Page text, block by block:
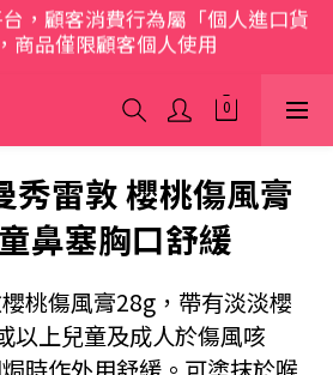
迎光臨 S.A.W
商品僅限顧客個人使用
秀雷敦 櫻桃傷風膏
鼻塞胸口舒緩
桃傷風膏28g，帶有淡淡櫻
以上兒童及成人於傷風咳